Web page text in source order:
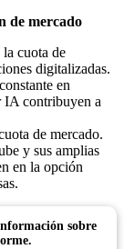
de mercado
cuota de
digitalizadas.
en
IA contribuyen a
de mercado.
y sus amplias
en la opción
sobre